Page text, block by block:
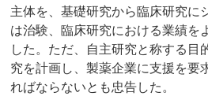
主体を、基礎研究から臨床研究に
は治験、臨床研究における業績を
した。ただ、自主研究と称する目
究を計画し、製薬企業に支援を要
ればならないとも忠告した。